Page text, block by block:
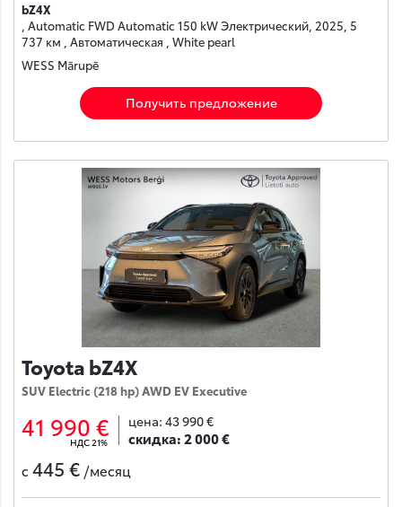
bZ4X
, Automatic FWD Automatic 150 kW Электрический, 2025, 5
737 км , Автоматическая , White pearl
WESS Mārupē
Получить предложение
Toyota bZ4X
SUV Electric (218 hp) AWD EV Executive
41 990 €
НДС 21%
цена: 43 990 €
скидка:2 000 €
с 445 € /месяц